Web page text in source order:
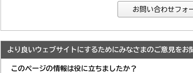
より良いウェブサイトにするためにみなさまのご意見をお
このページの情報は役に立ちましたか？